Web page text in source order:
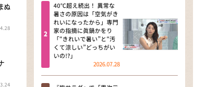
news おかえり
河合＆A.B.C-Z塚田×福井アナ
「なんでやねん！？」（news お
かえり）
DAIGOも台所 ～きょうの献立 何
にする？～
ぬ
40℃超え続出！ 異常な
暑さの原因は「空気がき
れいになったから」専門
家の指摘に眞鍋かをり
「“きれいで暑い”と“汚
くて涼しい”どっちがい
いの!?」
2026.07.28